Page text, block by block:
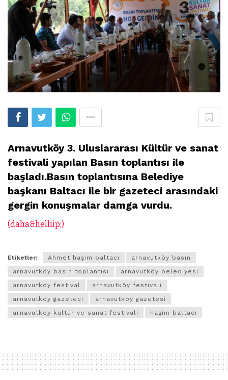
Arnavutköy 3. Uluslararası Kültür ve sanat
festivali yapılan Basın toplantısı ile
başladı.Basın toplantısına Belediye
başkanı Baltacı ile bir gazeteci arasındaki
gergin konuşmalar damga vurdu.
(daha&helliip;)
Etiketler: Ahmet haşim baltacı
arnavutköy basın
arnavutköy basın toplantısı
arnavutköy belediyesi
arnavutköy festival
arnavutköy festivali
arnavutköy gazeteci
arnavutköy gazetesi
arnavutköy kültür ve sanat festivali
haşim baltacı